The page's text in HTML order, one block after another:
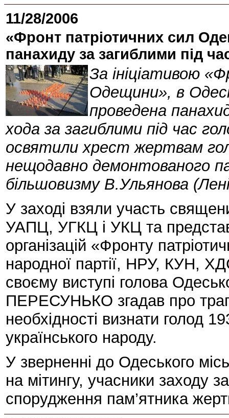
11/28/2006
«Фронт патріотичних сил
панахиду за загиблими під
За ініціативою
Одещини», в
проведена
хода за загиблими під час
освятили хрест жертвам
нещодавно демонтованого
більшовизму В.Ульянова
У заході взяли участь
УАПЦ, УГКЦ і УКЦ та
організацій «Фронту
народної партії, НРУ, КУН,
своєму виступі голова
ПЕРЕСУНЬКО згадав про
необхідності визнати голод
українського народу.
У зверненні до Одеського
на мітингу, учасники заходу
спорудження пам’ятника